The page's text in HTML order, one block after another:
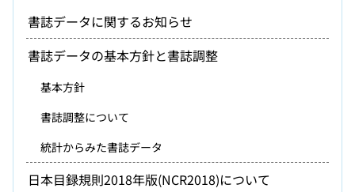
書誌データに関するお知らせ
書誌データの基本方針と書誌調整
基本方針
書誌調整について
統計からみた書誌データ
日本目録規則2018年版(NCR2018)について